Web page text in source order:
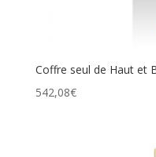
Coffre seul de Haut et
542,08€